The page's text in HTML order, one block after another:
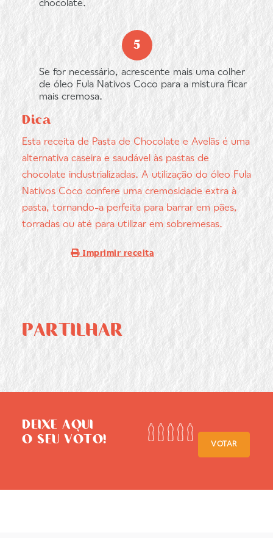
chocolate.
Se for necessário, acrescente mais uma colher
de óleo Fula Nativos Coco para a mistura ficar
mais cremosa.
Dica
Esta receita de Pasta de Chocolate e Avelãs é uma
alternativa caseira e saudável às pastas de
chocolate industrializadas. A utilização do óleo Fula
Nativos Coco confere uma cremosidade extra à
pasta, tornando-a perfeita para barrar em pães,
torradas ou até para utilizar em sobremesas.
Imprimir receita
PARTILHAR
DEIXE AQUI
O SEU VOTO!
VOTAR